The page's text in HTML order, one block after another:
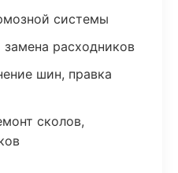
системы
замена расходников
шин, правка
сколов,